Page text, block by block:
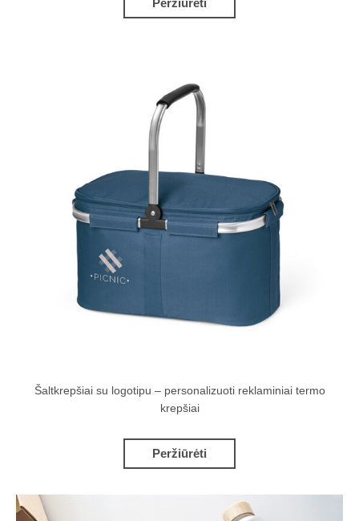
Peržiūrėti
Šaltkrepšiai su logotipu – personalizuoti reklaminiai termo
krepšiai
Peržiūrėti